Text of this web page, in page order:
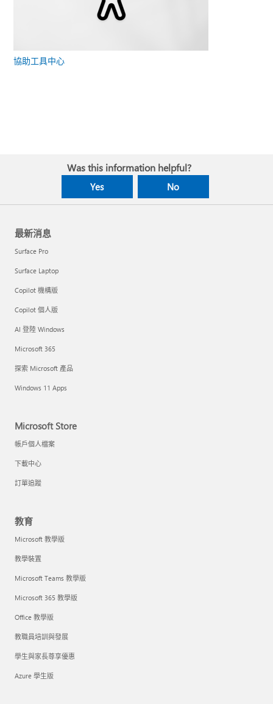
協助工具中心
Was this information helpful?
Yes No
最新消息
Surface Pro
Surface Laptop
Copilot 機構版
Copilot 個人版
AI 登陸 Windows
Microsoft 365
探索 Microsoft 產品
Windows 11 Apps
Microsoft Store
帳戶個人檔案
下載中心
訂單追蹤
教育
Microsoft 教學版
教學裝置
Microsoft Teams 教學版
Microsoft 365 教學版
Office 教學版
教職員培訓與發展
學生與家長尊享優惠
Azure 學生版